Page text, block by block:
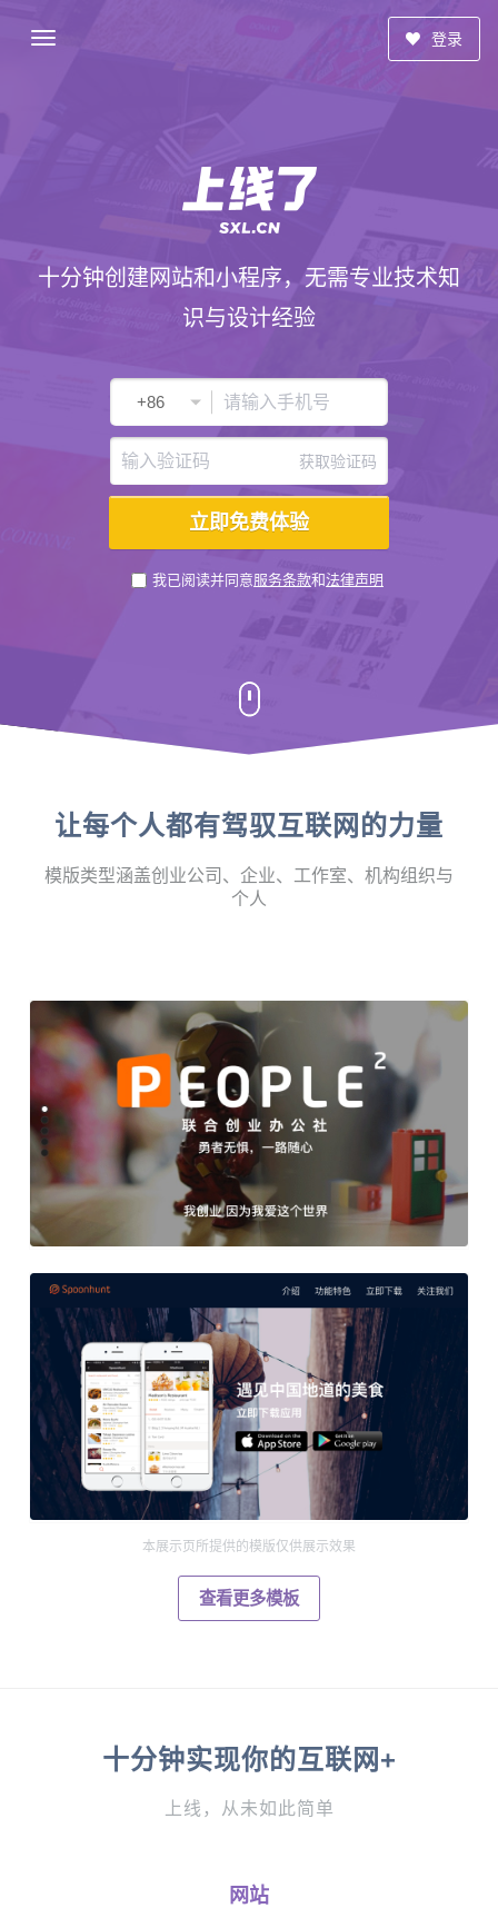
登录
十分钟创建网站和小程序，无需专业技术知
识与设计经验
获取验证码
我已阅读并同意服务条款和法律声明
让每个人都有驾驭互联网的力量
模版类型涵盖创业公司、企业、工作室、机构组织与
个人
本展示页所提供的模版仅供展示效果
查看更多模板
十分钟实现你的互联网+
上线，从未如此简单
网站